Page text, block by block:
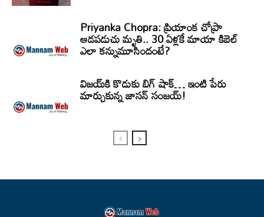
Priyanka Chopra: ప్రియాంక చోప్రా
ఆడపడుచు మృతి.. 30 ఏళ్లకే మాయా కిబెల్
ఎలా కన్నుమూసిందంటే?
విజయ్‌కి కొడుకు బిగ్ షాక్… ఇంటి పేరు
మార్చుకున్న జాసన్ సంజయ్!